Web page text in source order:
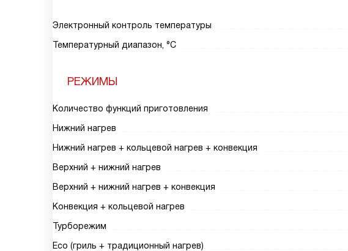
Электронный контроль температуры
Температурный диапазон, °С
РЕЖИМЫ
Количество функций приготовления
Нижний нагрев
Нижний нагрев + кольцевой нагрев + конвекция
Верхний + нижний нагрев
Верхний + нижний нагрев + конвекция
Конвекция + кольцевой нагрев
Турборежим
Eco (гриль + традиционный нагрев)